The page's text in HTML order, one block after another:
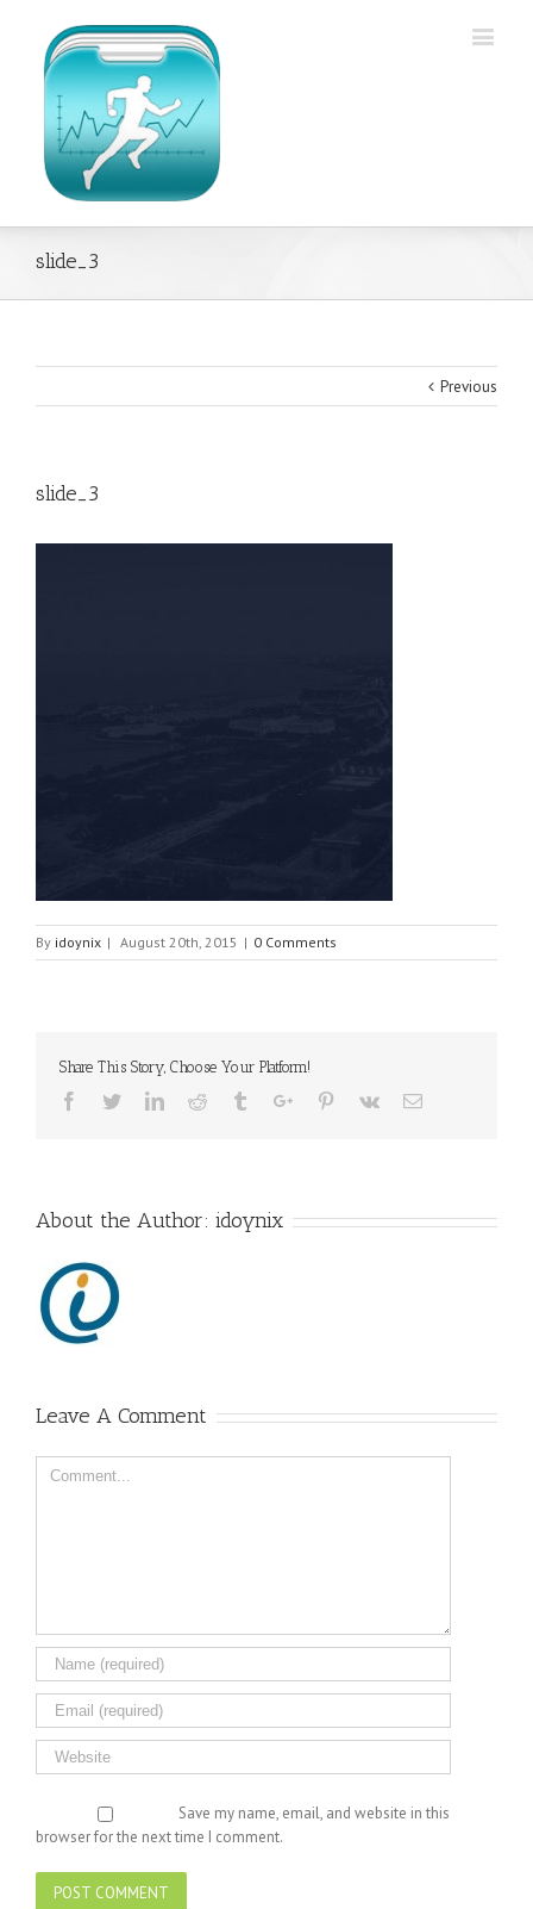
slide_3
Previous
slide_3
By idoynix | August 20th, 2015 | 0 Comments
Share This Story, Choose Your Platform!
Facebook
TwitterLinkedinReddit TumblrGoogle+Pinterest
Vk Email
About the Author: idoynix
Leave A Comment
Comment
Save my name, email, and website in this
browser for the next time I comment.